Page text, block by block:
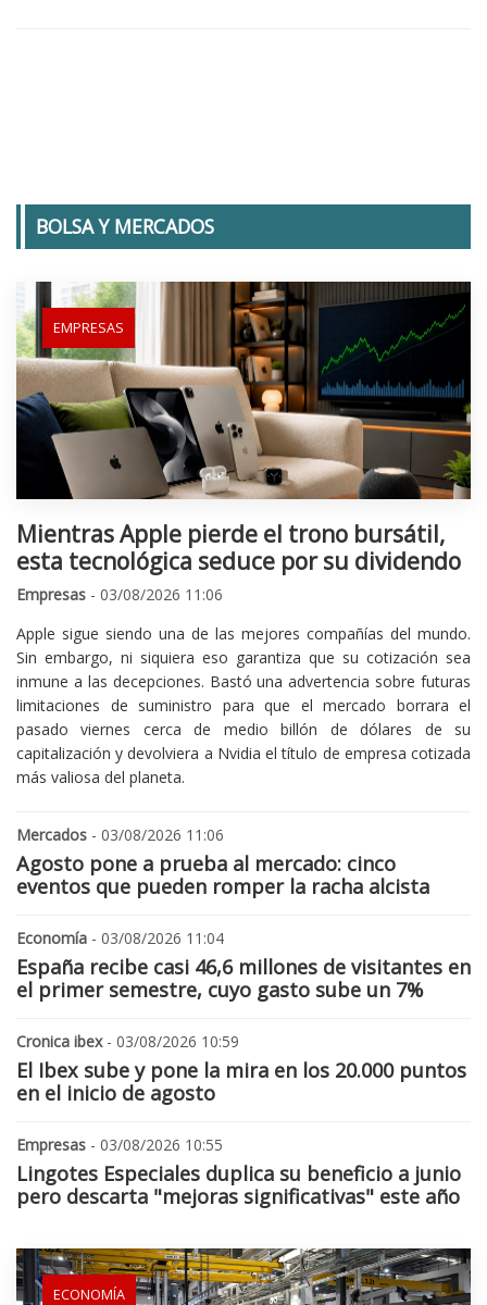
BOLSA Y MERCADOS
EMPRESAS
Mientras Apple pierde el trono bursátil,
esta tecnológica seduce por su dividendo
Empresas - 03/08/2026 11:06
Apple sigue siendo una de las mejores compañías del mundo.
Sin embargo, ni siquiera eso garantiza que su cotización sea
inmune a las decepciones. Bastó una advertencia sobre futuras
limitaciones de suministro para que el mercado borrara el
pasado viernes cerca de medio billón de dólares de su
capitalización y devolviera a Nvidia el título de empresa cotizada
más valiosa del planeta.
Mercados - 03/08/2026 11:06
Agosto pone a prueba al mercado: cinco
eventos que pueden romper la racha alcista
Economía - 03/08/2026 11:04
España recibe casi 46,6 millones de visitantes en
el primer semestre, cuyo gasto sube un 7%
Cronica ibex- 03/08/2026 10:59
El Ibex sube y pone la mira en los 20.000 puntos
en el inicio de agosto
Empresas - 03/08/2026 10:55
Lingotes Especiales duplica su beneficio a junio
pero descarta "mejoras significativas" este año
ECONOMÍA